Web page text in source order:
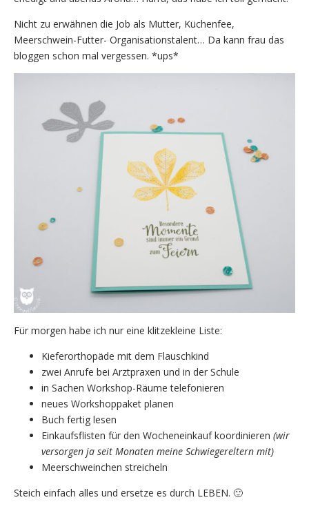
Nicht zu erwähnen die Job als Mutter, Küchenfee,
Meerschwein-Futter- Organisationstalent… Da kann frau das
bloggen schon mal vergessen. *ups*
Für morgen habe ich nur eine klitzekleine Liste:
Kieferorthopäde mit dem Flauschkind
zwei Anrufe bei Arztpraxen und in der Schule
in Sachen Workshop-Räume telefonieren
neues Workshoppaket planen
Buch fertig lesen
Einkaufsflisten für den Wocheneinkauf koordinieren (wir
versorgen ja seit Monaten meine Schwiegereltern mit)
Meerschweinchen streicheln
Steich einfach alles und ersetze es durch LEBEN. 🙂